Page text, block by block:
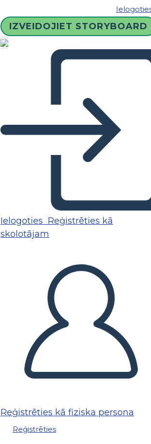
IZVEIDOJIET STORYBOARD
Ielogoties Reģistrēties kā
skolotājam
Reģistrēties kā fiziska persona
Reģistrēties